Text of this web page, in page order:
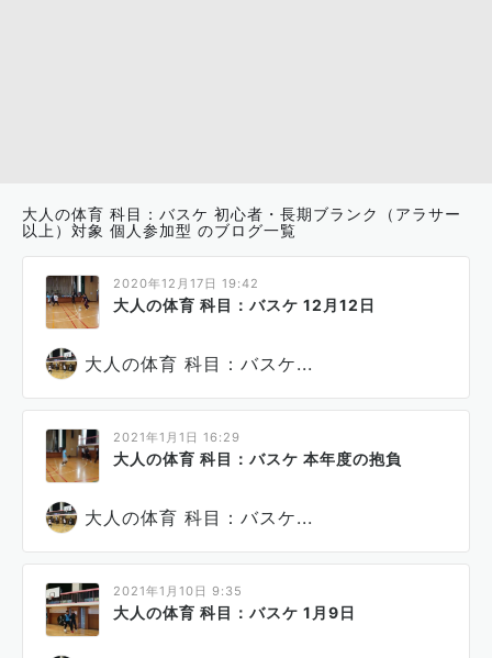
大人の体育 科目：バスケ 初心者・長期ブランク（アラサー
以上）対象 個人参加型 のブログ一覧
2020年12月17日 19:42
大人の体育 科目：バスケ 12月12日
大人の体育 科目：バスケ...
2021年1月1日 16:29
大人の体育 科目：バスケ 本年度の抱負
大人の体育 科目：バスケ...
2021年1月10日 9:35
大人の体育 科目：バスケ 1月9日